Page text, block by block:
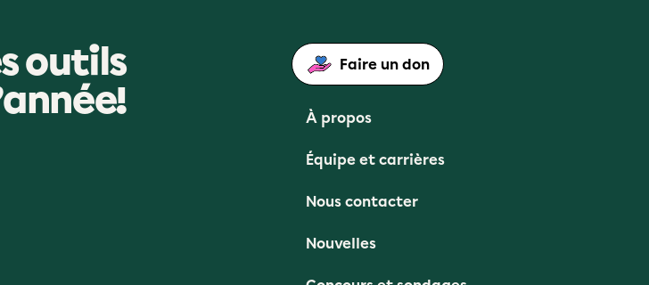
outils
Faire un don
À propos
Équipe et carrières
Nous contacter
Nouvelles